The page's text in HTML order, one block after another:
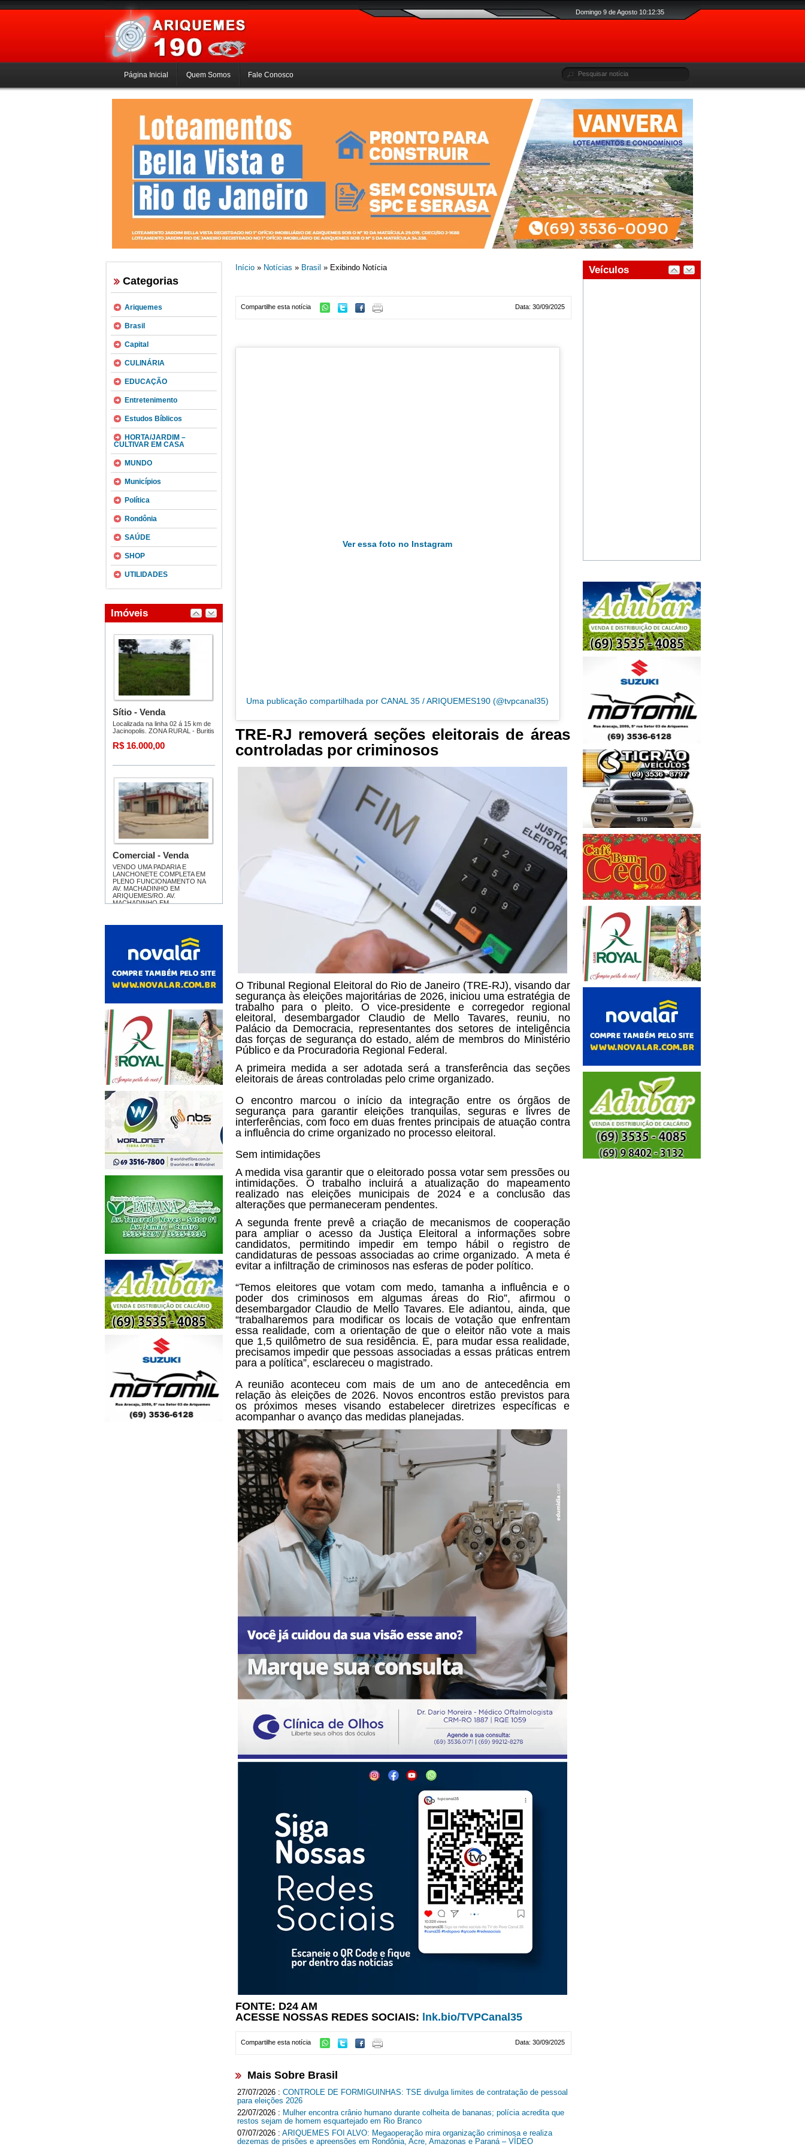
Domingo 9 de Agosto 10:12:36
Página Inicial Quem Somos Fale Conosco
Categorias
Ariquemes
Brasil
Capital
CULINÁRIA
EDUCAÇÃO
Entretenimento
Estudos Bíblicos
HORTA/JARDIM –
CULTIVAR EM CASA
MUNDO
Municípios
Política
Rondônia
SAÚDE
SHOP
UTILIDADES
Início» Notícias » Brasil » Exibindo Notícia
Data: 30/09/2025
Compartilhe esta notícia
Ver essa foto no Instagram
Uma publicação compartilhada por CANAL 35 / ARIQUEMES190 (@tvpcanal35)
TRE-RJ removerá seções eleitorais de áreas
controladas por criminosos
O Tribunal Regional Eleitoral do Rio de Janeiro (TRE-RJ), visando dar
segurança às eleições majoritárias de 2026, iniciou uma estratégia de
trabalho para o pleito. O vice-presidente e corregedor regional
eleitoral, desembargador Claudio de Mello Tavares, reuniu, no
Palácio da Democracia, representantes dos setores de inteligência
das forças de segurança do estado, além de membros do Ministério
Público e da Procuradoria Regional Federal.
A primeira medida a ser adotada será a transferência das seções
eleitorais de áreas controladas pelo crime organizado.
O encontro marcou o início da integração entre os órgãos de
segurança para garantir eleições tranquilas, seguras e livres de
interferências, com foco em duas frentes principais de atuação contra
a influência do crime organizado no processo eleitoral.
Sem intimidações
A medida visa garantir que o eleitorado possa votar sem pressões ou
intimidações. O trabalho incluirá a atualização do mapeamento
realizado nas eleições municipais de 2024 e a conclusão das
alterações que permaneceram pendentes.
A segunda frente prevê a criação de mecanismos de cooperação
para ampliar o acesso da Justiça Eleitoral a informações sobre
candidatos, permitindo impedir em tempo hábil o registro de
candidaturas de pessoas associadas ao crime organizado. A meta é
evitar a infiltração de criminosos nas esferas de poder político.
“Temos eleitores que votam com medo, tamanha a influência e o
poder dos criminosos em algumas áreas do Rio”, afirmou o
desembargador Claudio de Mello Tavares. Ele adiantou, ainda, que
“trabalharemos para modificar os locais de votação que enfrentam
essa realidade, com a orientação de que o eleitor não vote a mais
que 1,5 quilômetro de sua residência. E, para mudar essa realidade,
precisamos impedir que pessoas associadas a essas práticas entrem
para a política”, esclareceu o magistrado.
A reunião aconteceu com mais de um ano de antecedência em
relação às eleições de 2026. Novos encontros estão previstos para
os próximos meses visando estabelecer diretrizes específicas e
acompanhar o avanço das medidas planejadas.
FONTE: D24 AM
ACESSE NOSSAS REDES SOCIAIS: lnk.bio/TVPCanal35
Data: 30/09/2025
Compartilhe esta notícia
Mais Sobre Brasil
27/07/2026 : CONTROLE DE FORMIGUINHAS: TSE divulga limites de contratação de pessoal
para eleições 2026
22/07/2026 : Mulher encontra crânio humano durante colheita de bananas; polícia acredita que
restos sejam de homem esquartejado em Rio Branco
07/07/2026 : ARIQUEMES FOI ALVO: Megaoperação mira organização criminosa e realiza
dezemas de prisões e apreensões em Rondônia, Acre, Amazonas e Paraná – VÍDEO